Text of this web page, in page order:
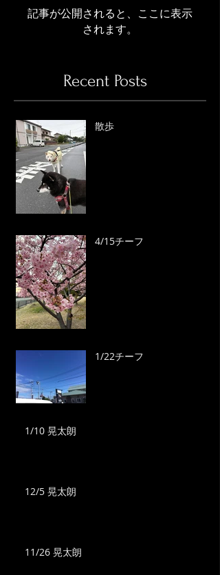
記事が公開されると、ここに表示
されます。
Recent Posts
散歩
4/15チーフ
1/22チーフ
1/10 晃太朗
12/5 晃太朗
11/26 晃太朗